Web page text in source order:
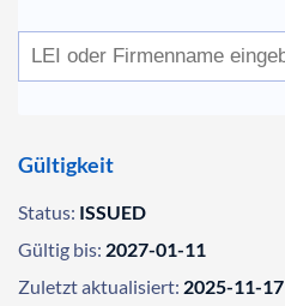
Gültigkeit
Status: ISSUED
Gültig bis: 2027-01-11
Zuletzt aktualisiert: 2025-11-17